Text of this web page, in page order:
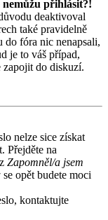
nemůžu přihlásit?!
deaktivoval
také pravidelně
do fóra nic nenapsali,
je to váš případ,
zapojit do diskuzí.
nelze sice získat
Přejděte na
Zapomněl/a jsem
opět budete moci
kontaktujte